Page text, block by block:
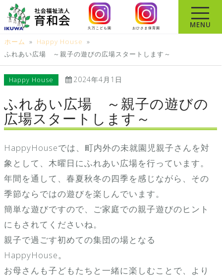
ン
テ
ン
ツ
ス
ッ
プ
久万こども園 おひさま保育園
MENU
ホーム » Happy House »
ふれあい広場 ～親子の遊びの広場スタートします～
Happy House 2024年4月1日
ふれあい広場 ～親子の遊びの
広場スタートします～
HappyHouseでは、町内外の未就園児親子さんを対
象として、木曜日にふれあい広場を行っています。
年間を通して、春夏秋冬の四季を感じながら、その
季節ならではの遊びを楽しんでいます。
簡単な遊びですので、ご家庭での親子遊びのヒント
にもされてくださいね。
親子で過ごす初めての集団の場となる
HappyHouse。
お母さんも子どもたちと一緒に楽しむことで、より